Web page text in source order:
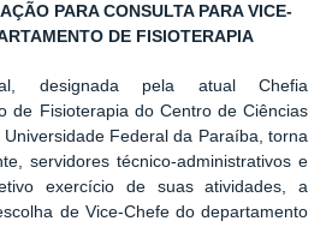
PARA CONSULTA PARA VICE-
DE FISIOTERAPIA
designada pela atual Chefia
de Fisioterapia do Centro de Ciências
Federal da Paraíba, torna
servidores técnico-administrativos e
exercício de suas atividades, a
de Vice-Chefe do departamento